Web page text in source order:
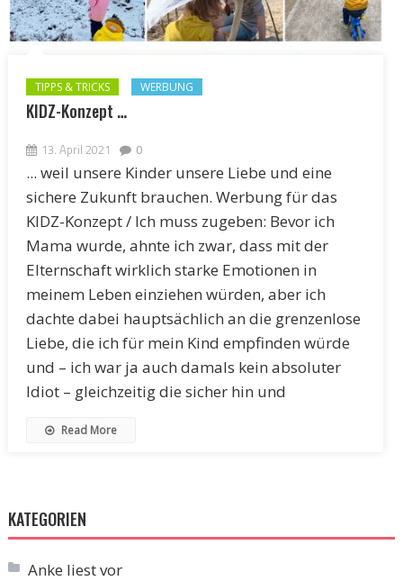
TIPPS & TRICKS WERBUNG
KIDZ-Konzept …
13. April 2021 0
... weil unsere Kinder unsere Liebe und eine
sichere Zukunft brauchen. Werbung für das
KIDZ-Konzept / Ich muss zugeben: Bevor ich
Mama wurde, ahnte ich zwar, dass mit der
Elternschaft wirklich starke Emotionen in
meinem Leben einziehen würden, aber ich
dachte dabei hauptsächlich an die grenzenlose
Liebe, die ich für mein Kind empfinden würde
und – ich war ja auch damals kein absoluter
Idiot – gleichzeitig die sicher hin und
Read More
KATEGORIEN
Anke liest vor